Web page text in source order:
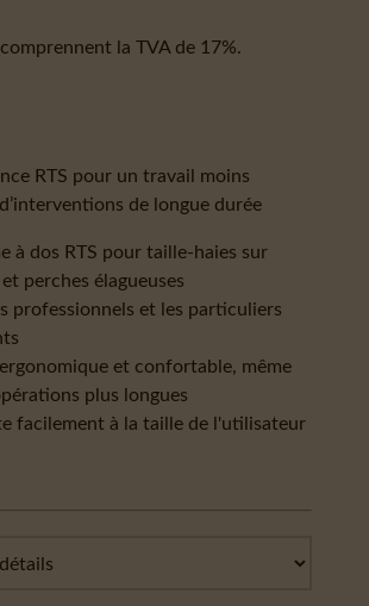
la TVA de 17%.
RTS pour un travail moins
de longue durée
à dos RTS pour taille-haies sur
perches élagueuses
professionnels et les particuliers
et confortable, même
plus longues
facilement à la taille de l'utilisateur